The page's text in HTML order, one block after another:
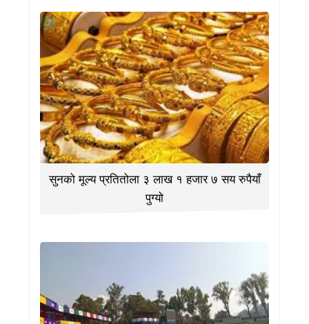
सुनको मूल्य प्रतितोला ३ लाख १ हजार ७ सय रुपैयाँ
पुग्यो